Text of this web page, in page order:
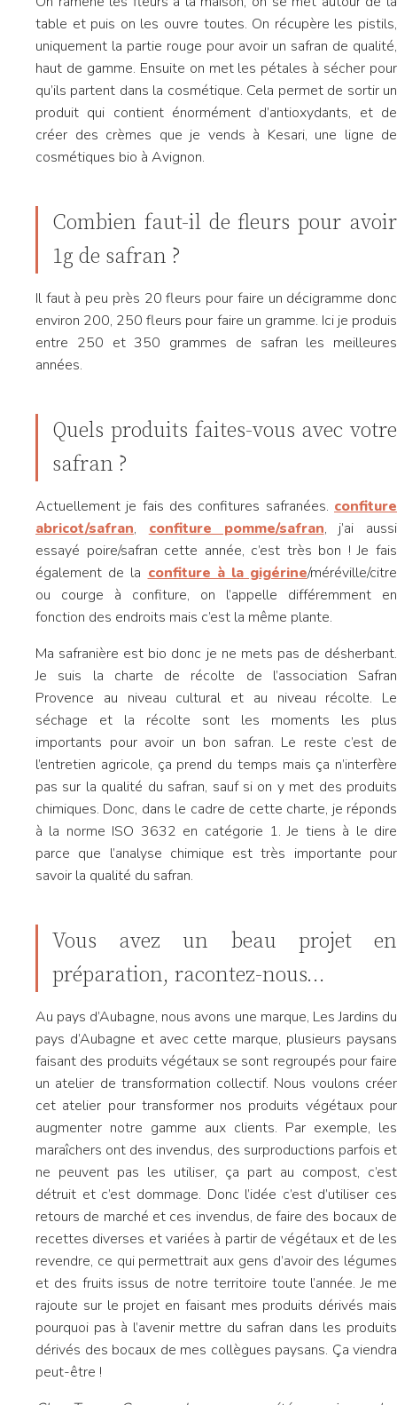
table et puis on les ouvre toutes. On récupère les pistils,
uniquement la partie rouge pour avoir un safran de qualité,
haut de gamme. Ensuite on met les pétales à sécher pour
qu’ils partent dans la cosmétique. Cela permet de sortir un
produit qui contient énormément d’antioxydants, et de
créer des crèmes que je vends à Kesari, une ligne de
cosmétiques bio à Avignon.
Combien faut-il de fleurs pour avoir
1g de safran ?
Il faut à peu près 20 fleurs pour faire un décigramme donc
environ 200, 250 fleurs pour faire un gramme. Ici je produis
entre 250 et 350 grammes de safran les meilleures
années.
Quels produits faites-vous avec votre
safran ?
Actuellement je fais des confitures safranées. confiture
abricot/safran, confiture pomme/safran, j’ai aussi
essayé poire/safran cette année, c’est très bon ! Je fais
également de la confiture à la gigérine/méréville/citre
ou courge à confiture, on l’appelle différemment en
fonction des endroits mais c’est la même plante.
Ma safranière est bio donc je ne mets pas de désherbant.
Je suis la charte de récolte de l’association Safran
Provence au niveau cultural et au niveau récolte. Le
séchage et la récolte sont les moments les plus
importants pour avoir un bon safran. Le reste c’est de
l’entretien agricole, ça prend du temps mais ça n’interfère
pas sur la qualité du safran, sauf si on y met des produits
chimiques. Donc, dans le cadre de cette charte, je réponds
à la norme ISO 3632 en catégorie 1. Je tiens à le dire
parce que l’analyse chimique est très importante pour
savoir la qualité du safran.
Vous avez un beau projet en
préparation, racontez-nous…
Au pays d’Aubagne, nous avons une marque, Les Jardins du
pays d’Aubagne et avec cette marque, plusieurs paysans
faisant des produits végétaux se sont regroupés pour faire
un atelier de transformation collectif. Nous voulons créer
cet atelier pour transformer nos produits végétaux pour
augmenter notre gamme aux clients. Par exemple, les
maraîchers ont des invendus, des surproductions parfois et
ne peuvent pas les utiliser, ça part au compost, c’est
détruit et c’est dommage. Donc l’idée c’est d’utiliser ces
retours de marché et ces invendus, de faire des bocaux de
recettes diverses et variées à partir de végétaux et de les
revendre, ce qui permettrait aux gens d’avoir des légumes
et des fruits issus de notre territoire toute l’année. Je me
rajoute sur le projet en faisant mes produits dérivés mais
pourquoi pas à l’avenir mettre du safran dans les produits
dérivés des bocaux de mes collègues paysans. Ça viendra
peut-être !